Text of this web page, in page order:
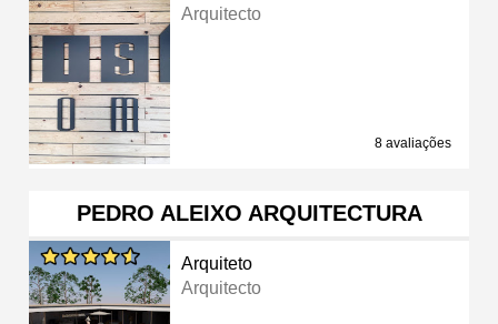
Arquitecto
8 avaliações
PEDRO ALEIXO ARQUITECTURA
Arquiteto
Arquitecto